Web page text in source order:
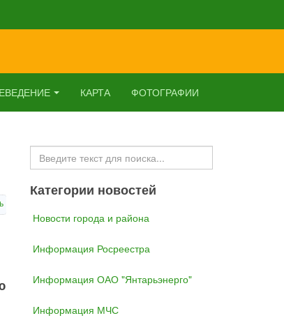
КАРТА ФОТОГРАФИИ
Искать...
Категории новостей
Новости города и района
Информация Росреестра
Информация ОАО "Янтарьэнерго"
Информация МЧС